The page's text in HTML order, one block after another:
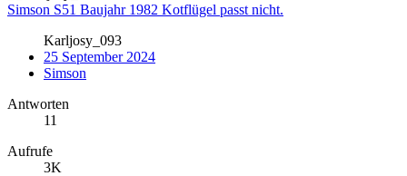
Simson S51 Baujahr 1982 Kotflügel passt nicht.
Karljosy_093
25 September 2024
Simson
Antworten
11
Aufrufe
3K